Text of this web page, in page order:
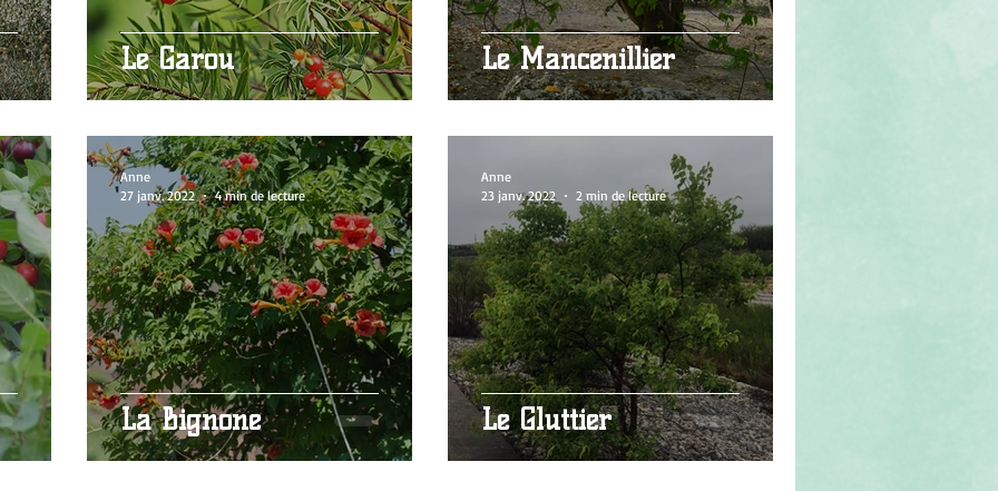
Le Garou Le Mancenillier
La Bignone
Anne
27 janv. 2022
4 min de lecture
Le Gluttier
Anne
23 janv. 2022
2 min de lecture